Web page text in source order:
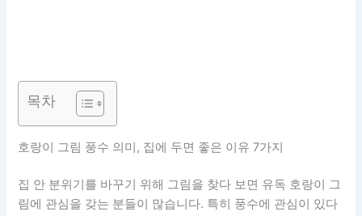
목차
호랑이 그림 풍수 의미, 집에 두면 좋은 이유 7가지
집 안 분위기를 바꾸기 위해 그림을 찾다 보면 유독 호랑이 그
림에 관심을 갖는 분들이 많습니다. 특히 풍수에 관심이 있다